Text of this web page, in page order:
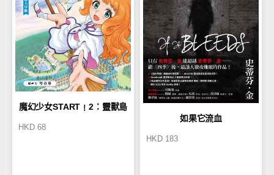
魔幻少女START﹗2：靈獸島
HKD 68
如果它流血
HKD 183